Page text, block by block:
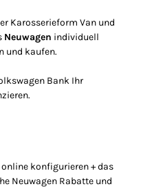
Karosserieform Van und
Neuwagen individuell
und kaufen.
Bank Ihr
online konfigurieren + das
Neuwagen Rabatte und